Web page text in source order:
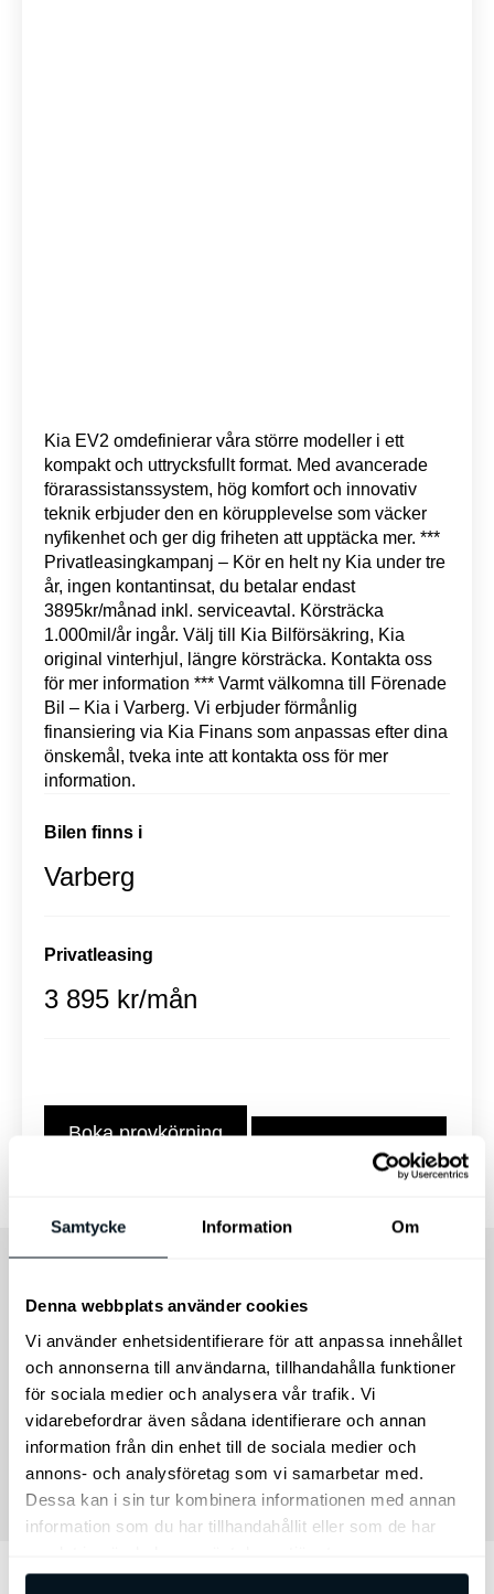
Samtycke Information Om
Denna webbplats använder cookies
Vi använder enhetsidentifierare för att anpassa innehållet
och annonserna till användarna, tillhandahålla funktioner
för sociala medier och analysera vår trafik. Vi
vidarebefordrar även sådana identifierare och annan
information från din enhet till de sociala medier och
annons- och analysföretag som vi samarbetar med.
Dessa kan i sin tur kombinera informationen med annan
information som du har tillhandahållit eller som de har
Kia EV2 omdefinierar våra större modeller i ett
kompakt och uttrycksfullt format. Med avancerade
förarassistanssystem, hög komfort och innovativ
teknik erbjuder den en körupplevelse som väcker
nyfikenhet och ger dig friheten att upptäcka mer. ***
Privatleasingkampanj – Kör en helt ny Kia under tre
år, ingen kontantinsat, du betalar endast
3895kr/månad inkl. serviceavtal. Körsträcka
1.000mil/år ingår. Välj till Kia Bilförsäkring, Kia
original vinterhjul, längre körsträcka. Kontakta oss
för mer information *** Varmt välkomna till Förenade
Bil – Kia i Varberg. Vi erbjuder förmånlig
finansiering via Kia Finans som anpassas efter dina
önskemål, tveka inte att kontakta oss för mer
information.
Bilen finns i
Varberg
Privatleasing
3 895 kr/mån
Boka provkörning
Varberg 2027 Automat
El 0 mil XAM59Z
Utrustning